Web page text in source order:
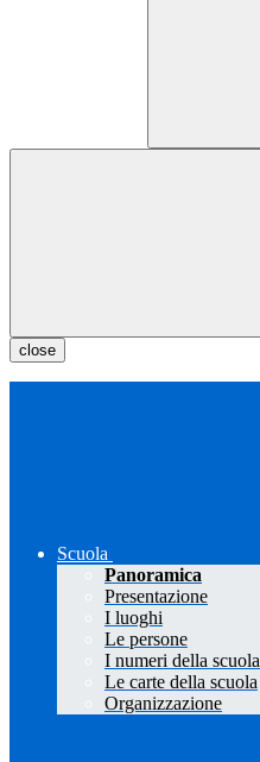
close
Scuola
Panoramica
Presentazione
I luoghi
Le persone
I numeri della scuola
Le carte della scuola
Organizzazione